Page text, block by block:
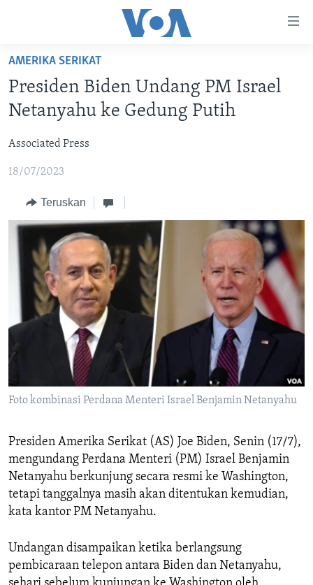
Akses
Lanjut
ke
Konten
Lanjut
ke
Utama
Lanjut
Pencarian
BERANDA
POLYGRAPH
DAFTAR PROGRAM
Learning English
IKUTI KAMI
Bahasa-bahasa
AMERIKA SERIKAT
Presiden Biden Undang PM Israel
Netanyahu ke Gedung Putih
Associated Press
18/07/2023
Teruskan
Foto kombinasi Perdana Menteri Israel Benjamin Netanyahu
Presiden Amerika Serikat (AS) Joe Biden, Senin (17/7),
mengundang Perdana Menteri (PM) Israel Benjamin
Netanyahu berkunjung secara resmi ke Washington,
tetapi tanggalnya masih akan ditentukan kemudian,
kata kantor PM Netanyahu.
Undangan disampaikan ketika berlangsung
pembicaraan telepon antara Biden dan Netanyahu,